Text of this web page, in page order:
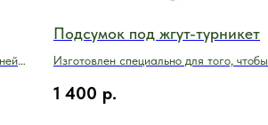
Подсумок под жгут-турникет
Изготовлен специально для того, чтобы
1 400 р.